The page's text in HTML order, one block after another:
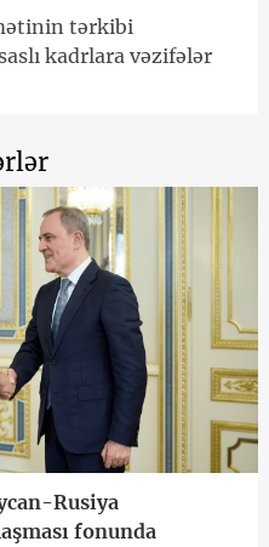
tərkibi
kadrlara vəzifələr
Rusiya
fonunda